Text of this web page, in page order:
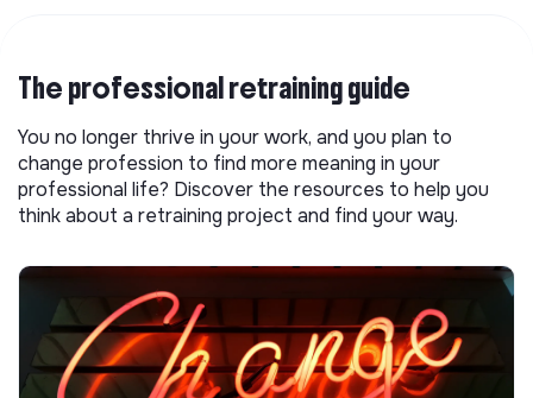
The professional retraining guide
You no longer thrive in your work, and you plan to
change profession to find more meaning in your
professional life? Discover the resources to help you
think about a retraining project and find your way.